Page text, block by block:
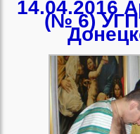
14.04.2016
(№ 6)